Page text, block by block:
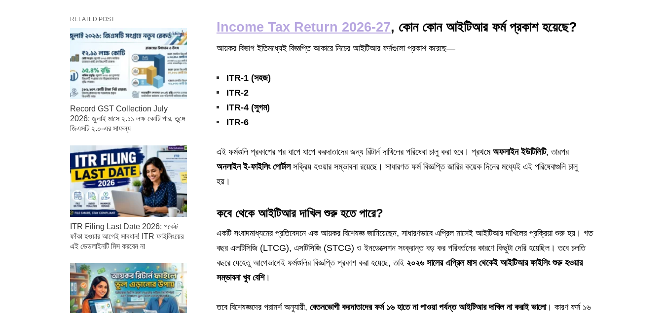
Income Tax Return 2026-27, কোন কোন আইটিআর ফর্ম প্রকাশ হয়েছে?
আয়কর বিভাগ ইতিমধ্যেই বিজ্ঞপ্তি আকারে নিচের আইটিআর ফর্মগুলো প্রকাশ করেছে—
ITR-1 (সহজ)
ITR-2
ITR-4 (সুগম)
ITR-6
এই ফর্মগুলি প্রকাশের পর ধাপে ধাপে করদাতাদের জন্য রিটার্ন দাখিলের পরিষেবা চালু করা হবে। প্রথমে অফলাইন ইউটিলিটি, তারপর
অনলাইন ই-ফাইলিং পোর্টালসক্রিয় হওয়ার সম্ভাবনা রয়েছে। সাধারণত ফর্ম বিজ্ঞপ্তি জারির কয়েক দিনের মধ্যেই এই পরিষেবাগুলি চালু
হয়।
কবে থেকে আইটিআর দাখিল শুরু হতে পারে?
একটি সংবাদমাধ্যমের প্রতিবেদনে এক আয়কর বিশেষজ্ঞ জানিয়েছেন, সাধারণভাবে এপ্রিল মাসেই আইটিআর দাখিলের প্রক্রিয়া শুরু হয়। গত
বছর এলটিসিজি (LTCG), এসটিসিজি (STCG) ও ইনডেক্সেশন সংক্রান্ত বড় কর পরিবর্তনের কারণে কিছুটা দেরি হয়েছিল। তবে চলতি
বছরে যেহেতু আগেভাগেই ফর্মগুলির বিজ্ঞপ্তি প্রকাশ করা হয়েছে, তাই ২০২৬ সালের এপ্রিল মাস থেকেই আইটিআর ফাইলিং শুরু হওয়ার
সম্ভাবনা খুব বেশি।
তবে বিশেষজ্ঞদের পরামর্শ অনুযায়ী, বেতনভোগী করদাতাদের ফর্ম ১৬ হাতে না পাওয়া পর্যন্ত আইটিআর দাখিল না করাই ভালো। কারণ ফর্ম ১৬
RELATED POST
Record GST Collection July
2026: জুলাই মাসে ২.১১ লক্ষ কোটি পার, তুঙ্গে
জিএসটি ২.০-এর সাফল্য
ITR Filing Last Date 2026: পকেট
ফাঁকা হওয়ার আগেই সাবধান! ITR ফাইলিংয়ের
এই ডেডলাইনটি মিস করবেন না